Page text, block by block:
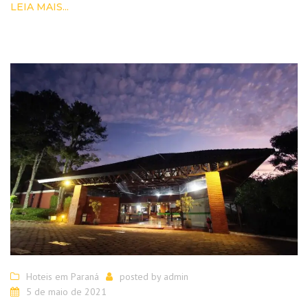
LEIA MAIS...
Hoteis em Paraná posted by admin
5 de maio de 2021